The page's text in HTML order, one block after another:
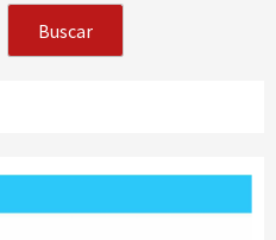
Buscar